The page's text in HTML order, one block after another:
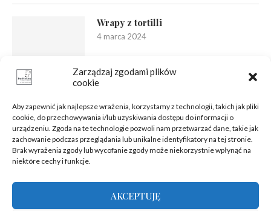
Zarządzaj zgodami plików
cookie
Aby zapewnić jak najlepsze wrażenia, korzystamy z technologii, takich jak pliki
cookie, do przechowywania i/lub uzyskiwania dostępu do informacji o
urządzeniu. Zgoda na te technologie pozwoli nam przetwarzać dane, takie jak
zachowanie podczas przeglądania lub unikalne identyfikatory na tej stronie.
Brak wyrażenia zgody lub wycofanie zgody może niekorzystnie wpłynąć na
niektóre cechy i funkcje.
AKCEPTUJĘ
Wrapy z tortilli
4 marca 2024